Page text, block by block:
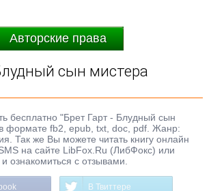
Авторские права
сын мистера
бесплатно "Брет Гарт - Блудный сын
формате fb2, epub, txt, doc, pdf. Жанр:
Так же Вы можете читать книгу онлайн
на сайте LibFox.Ru (ЛибФокс) или
ознакомиться с отзывами.
В Твиттере